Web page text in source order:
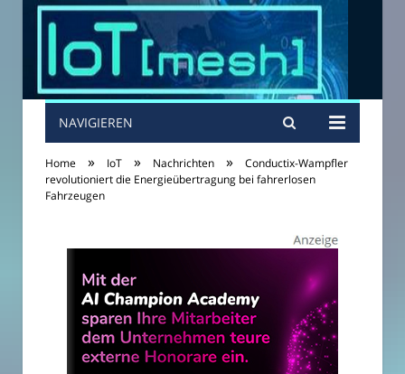
NAVIGIEREN
Home » IoT » Nachrichten »
Conductix-Wampfler
revolutioniert die Energieübertragung bei fahrerlosen
Fahrzeugen